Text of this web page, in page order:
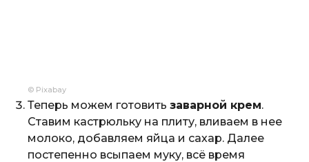
© Pixabay
Теперь можем готовить заварной крем.
Ставим кастрюльку на плиту, вливаем в нее
молоко, добавляем яйца и сахар. Далее
постепенно всыпаем муку, всё время